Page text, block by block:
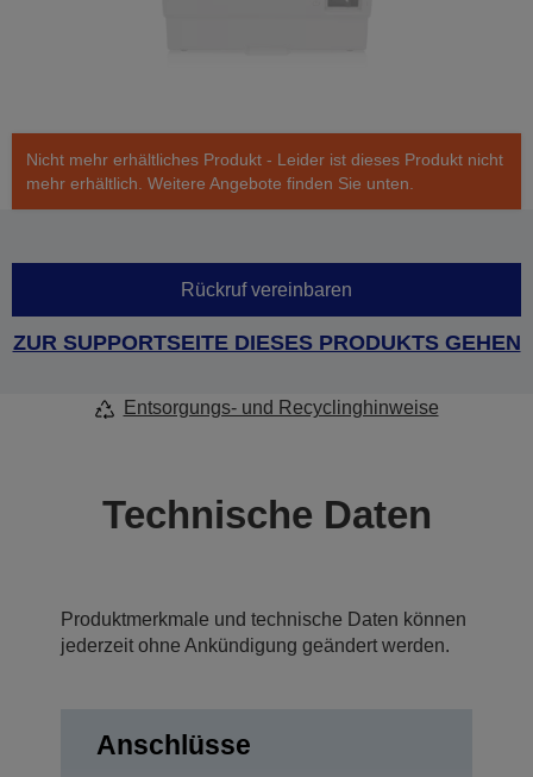
Nicht mehr erhältliches Produkt - Leider ist dieses Produkt nicht
mehr erhältlich. Weitere Angebote finden Sie unten.
Rückruf vereinbaren
ZUR SUPPORTSEITE DIESES PRODUKTS GEHEN
Entsorgungs- und Recyclinghinweise
Technische Daten
Produktmerkmale und technische Daten können
jederzeit ohne Ankündigung geändert werden.
Anschlüsse